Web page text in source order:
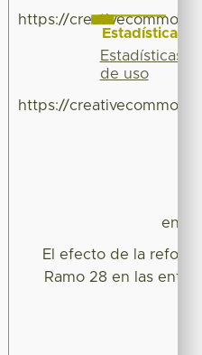
https://
https://
El efecto de la
Ramo 28 en las
Estadísticas
Estadísticas
de uso